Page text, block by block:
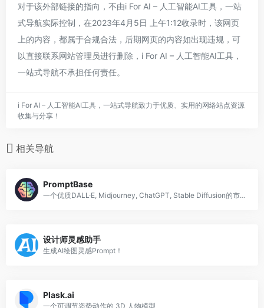
对于该外部链接的指向，不由i For AI – 人工智能AI工具，一站
式导航实际控制，在2023年4月5日 上午1:12收录时，该网页
上的内容，都属于合规合法，后期网页的内容如出现违规，可
以直接联系网站管理员进行删除，i For AI – 人工智能AI工具，
一站式导航不承担任何责任。
i For AI – 人工智能AI工具，一站式导航致力于优质、实用的网络站点资源
收集与分享！
相关导航
PromptBase
一个优质DALL·E, Midjourney, ChatGPT, Stable Diffusion的市场;GPT提示。
设计师灵感助手
生成AI绘图灵感Prompt！
Plask.ai
一个可调节姿势动作的 3D 人物模型